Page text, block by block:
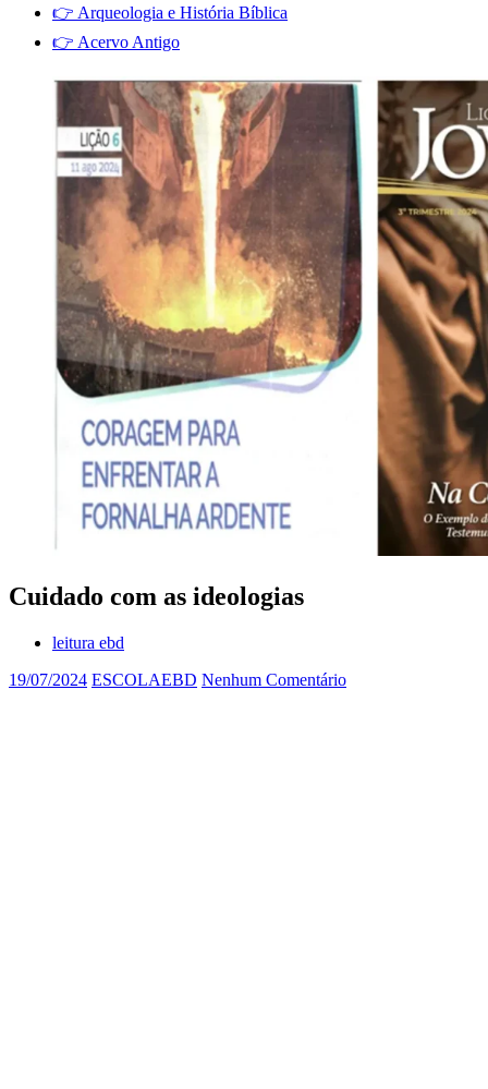
👉 Arqueologia e História Bíblica
👉 Acervo Antigo
Cuidado com as ideologias
leitura ebd
19/07/2024 ESCOLAEBD Nenhum Comentário